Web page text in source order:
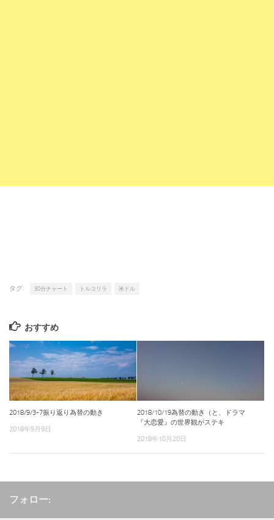
タグ: 30分チャート トルコリラ 米ドル
おすすめ
2018/9/3-7振り返り為替の動き
2018年9月9日
2018/10/19為替の動き（と、ドラマ
『大恋愛』の世界観がステキ
2018年10月20日
フォロー: